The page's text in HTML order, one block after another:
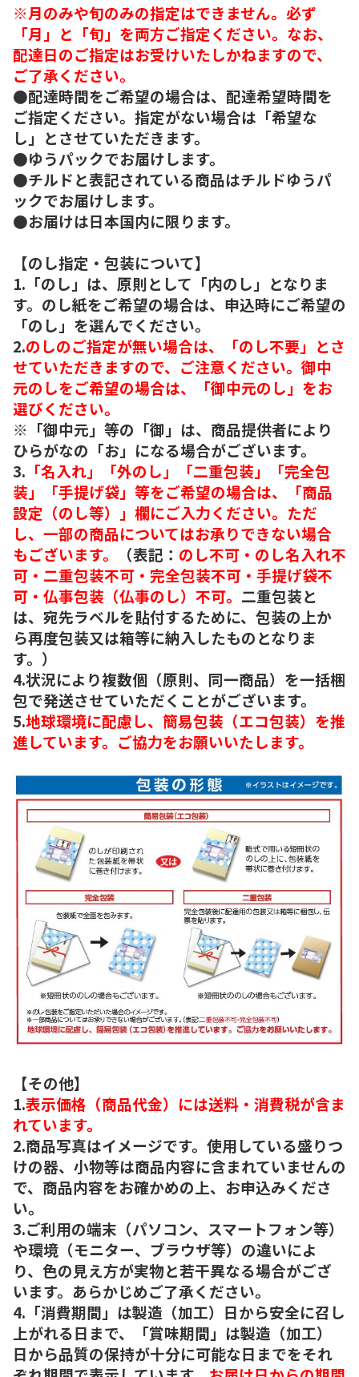
※月のみや旬のみの指定はできません。必ず
「月」と「旬」を両方ご指定ください。なお、
配達日のご指定はお受けいたしかねますので、
ご了承ください。
●配達時間をご希望の場合は、配達希望時間を
ご指定ください。指定がない場合は「希望な
し」とさせていただきます。
●ゆうパックでお届けします。
●チルドと表記されている商品はチルドゆうパ
ックでお届けします。
●お届けは日本国内に限ります。
【のし指定・包装について】
1.「のし」は、原則として「内のし」となりま
す。のし紙をご希望の場合は、申込時にご希望の
「のし」を選んでください。
2.のしのご指定が無い場合は、「のし不要」とさ
せていただきますので、ご注意ください。御中
元のしをご希望の場合は、「御中元のし」をお
選びください。
※「御中元」等の「御」は、商品提供者により
ひらがなの「お」になる場合がございます。
3. 「名入れ」「外のし」「二重包装」「完全包
装」「手提げ袋」等をご希望の場合は、「商品
設定（のし等）」欄にご入力ください。ただ
し、一部の商品についてはお承りできない場合
もございます。
（表記： のし不可・のし名入れ不
可・二重包装不可・完全包装不可・手提げ袋不
可・仏事包装（仏事のし）不可。 二重包装と
は、宛先ラベルを貼付するために、包装の上か
ら再度包装又は箱等に納入したものとなりま
す。）
4.状況により複数個（原則、同一商品）を一括梱
包で発送させていただくことがございます。
5.地球環境に配慮し、簡易包装（エコ包装）を推
進しています。ご協力をお願いいたします。
【その他】
1.表示価格（商品代金）には送料・消費税が含ま
れています。
2.商品写真はイメージです。使用している盛りつ
けの器、小物等は商品内容に含まれていませんの
で、商品内容をお確かめの上、お申込みくださ
い。
3.ご利用の端末（パソコン、スマートフォン等）
や環境（モニター、ブラウザ等）の違いによ
り、色の見え方が実物と若干異なる場合がござ
います。あらかじめご了承ください。
4.「消費期間」は製造（加工）日から安全に召し
上がれる日まで、「賞味期間」は製造（加工）
日から品質の保持が十分に可能な日までをそれ